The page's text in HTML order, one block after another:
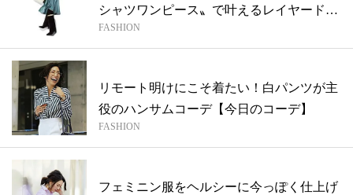
シャツワンピース〟で叶えるレイヤードス
タイ...
FASHION
リモート明けにこそ着たい！白パンツが主
役のハンサムコーデ【今日のコーデ】
FASHION
フェミニン服をヘルシーに今っぽく仕上げ